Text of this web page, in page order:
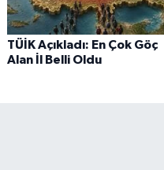
TÜİK Açıkladı: En Çok Göç
Alan İl Belli Oldu